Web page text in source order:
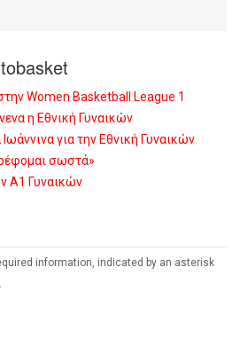
Women Basketball League 1
η Εθνική Γυναικών
για την Εθνική Γυναικών
σωστά»
Α1 Γυναικών
information, indicated by an asterisk